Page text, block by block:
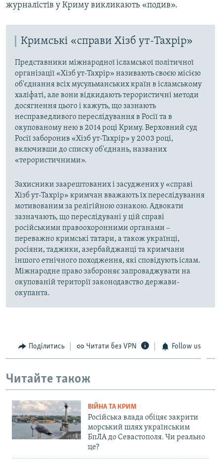
журналістів у Криму викликають «подив».
Кримські «справи Хізб ут-Тахрір»
Представники міжнародної ісламської політичної
організації «Хізб ут-Тахрір» називають своєю місією
об'єднання всіх мусульманських країн в ісламському
халіфаті, але вони відкидають терористичні методи
досягнення цього і кажуть, що зазнають
несправедливого переслідування в Росії та в
окупованому нею в 2014 році Криму. Верховний суд
Росії заборонив «Хізб ут-Тахрір» у 2003 році,
включивши до списку об'єднань, названих
«терористичними».
Захисники заарештованих і засуджених у «справі
Хізб ут-Тахрір» кримчан вважають їх переслідування
мотивованим за релігійною ознакою. Адвокати
зазначають, що переслідувані у цій справі
російськими правоохоронними органами –
переважно кримські татари, а також українці,
росіяни, таджики, азербайджанці та кримчани
іншого етнічного походження, які сповідують іслам.
Міжнародне право забороняє запроваджувати на
окупованій території законодавство держави-
окупанта.
Поділитись Читати без VPN Follow us
Читайте також
ВІЙНА ТА КРИМ
Російська влада обіцяє закрити
морський шлях українським
БпЛА до Севастополя. Чи реально
це?